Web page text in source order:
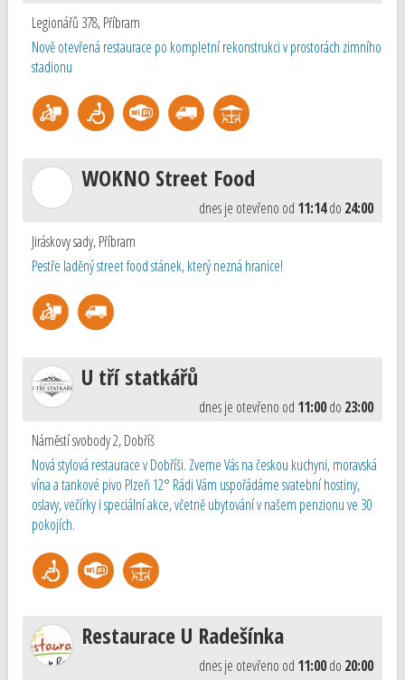
Legionářů 378,Příbram
Nově otevřená restaurace po kompletní rekonstrukci v prostorách zimního
stadionu
WOKNO Street Food
dnes je otevřeno od 11:14do 24:00
Jiráskovy sady,Příbram
Pestře laděný street food stánek, který nezná hranice!
U tří statkářů
dnes je otevřeno od 11:00do 23:00
Náměstí svobody 2,Dobříš
Nová stylová restaurace v Dobříši. Zveme Vás na českou kuchyni, moravská
vína a tankové pivo Plzeň 12° Rádi Vám uspořádáme svatební hostiny,
oslavy, večírky i speciální akce, včetně ubytování v našem penzionu ve 30
pokojích.
Restaurace U Radešínka
dnes je otevřeno od 11:00do 20:00